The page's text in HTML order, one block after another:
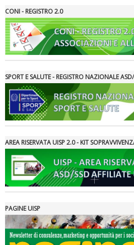
Ddl Lobby, Uisp: “Il Parlamento
La formazione Uisp rallenta ma
CONI - REGISTRO 2.0
SPORT E SALUTE - REGISTRO NAZIONALE
AREA RISERVATA UISP 2.0 - KIT
PAGINE UISP